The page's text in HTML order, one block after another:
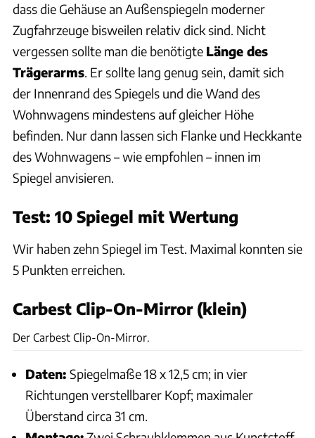
dass die Gehäuse an Außenspiegeln moderner
Zugfahrzeuge bisweilen relativ dick sind. Nicht
vergessen sollte man die benötigte Länge des
Trägerarms. Er sollte lang genug sein, damit sich
der Innenrand des Spiegels und die Wand des
Wohnwagens mindestens auf gleicher Höhe
befinden. Nur dann lassen sich Flanke und Heckkante
des Wohnwagens – wie empfohlen – innen im
Spiegel anvisieren.
Test: 10 Spiegel mit Wertung
Wir haben zehn Spiegel im Test. Maximal konnten sie
5 Punkten erreichen.
Carbest Clip-On-Mirror (klein)Karl-Heinz Augudtin, Archiv
Der Carbest Clip-On-Mirror.
Daten: Spiegelmaße 18 x 12,5 cm; in vier
Richtungen verstellbarer Kopf; maximaler
Überstand circa 31 cm.